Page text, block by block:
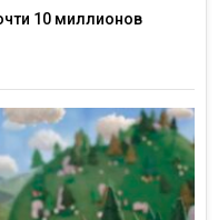
10 миллионов